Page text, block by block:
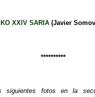
XXIV SARIA (Javier
**********
siguientes fotos en la